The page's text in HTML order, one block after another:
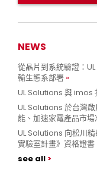
NEWS
從晶片到系統驗證：
輸生態系部署
UL Solutions 與 imos
UL Solutions 於台灣
能、加速家電產品市場
UL Solutions 向松川
實驗室計畫》資格證書
see all